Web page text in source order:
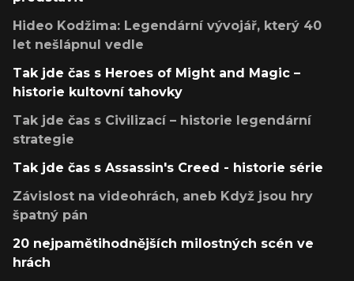
Hideo Kodžima: Legendární vývojář, který 40
let nešlápnul vedle
Tak jde čas s Heroes of Might and Magic –
historie kultovní tahovky
Tak jde čas s Civilizací – historie legendární
strategie
Tak jde čas s Assassin's Creed - historie série
Závislost na videohrách, aneb Když jsou hry
špatný pán
20 nejpamětihodnějších milostných scén ve
hrách